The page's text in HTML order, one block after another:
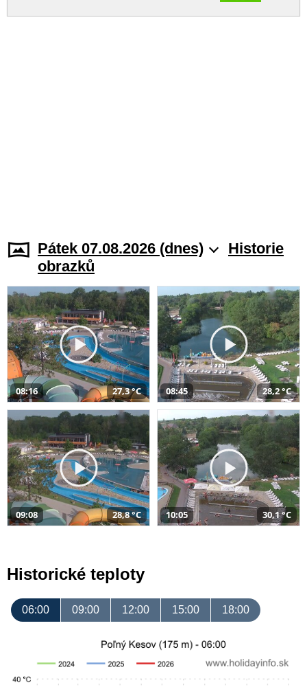
Pátek 07.08.2026 (dnes)
Historie
obrazků
08:16 27,3 °C 08:45 28,2 °C
09:08 28,8 °C 10:05 30,1 °C
Historické teploty
06:00 09:00 12:00 15:00 18:00